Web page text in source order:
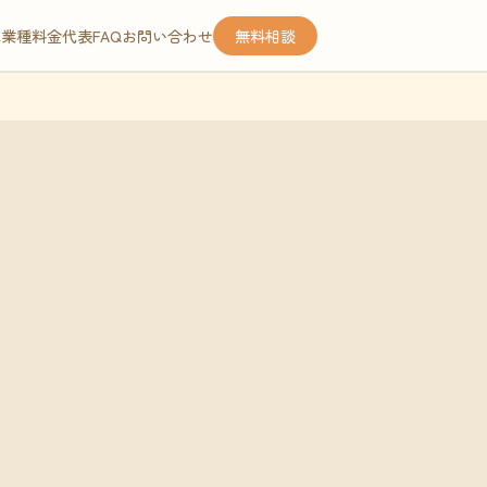
種料金代表FAQお問い合わせ 無料相談